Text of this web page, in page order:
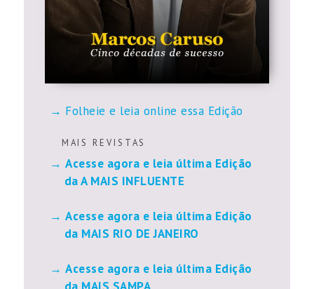
Folheie e leia online essa Edição
M A I S R E V I S T A S
Acesse agora e leia última Edição
da A MAIS INFLUENTE
Acesse agora e leia última Edição
da MAIS RIO DE JANEIRO
Acesse agora e leia última Edição